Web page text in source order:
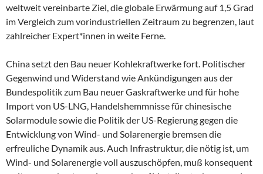
weltweit vereinbarte Ziel, die globale Erwärmung auf 1,5 Grad
im Vergleich zum vorindustriellen Zeitraum zu begrenzen, laut
zahlreicher Expert*innen in weite Ferne.
China setzt den Bau neuer Kohlekraftwerke fort. Politischer
Gegenwind und Widerstand wie Ankündigungen aus der
Bundespolitik zum Bau neuer Gaskraftwerke und für hohe
Import von US-LNG, Handelshemmnisse für chinesische
Solarmodule sowie die Politik der US-Regierung gegen die
Entwicklung von Wind- und Solarenergie bremsen die
erfreuliche Dynamik aus. Auch Infrastruktur, die nötig ist, um
Wind- und Solarenergie voll auszuschöpfen, muß konsequent